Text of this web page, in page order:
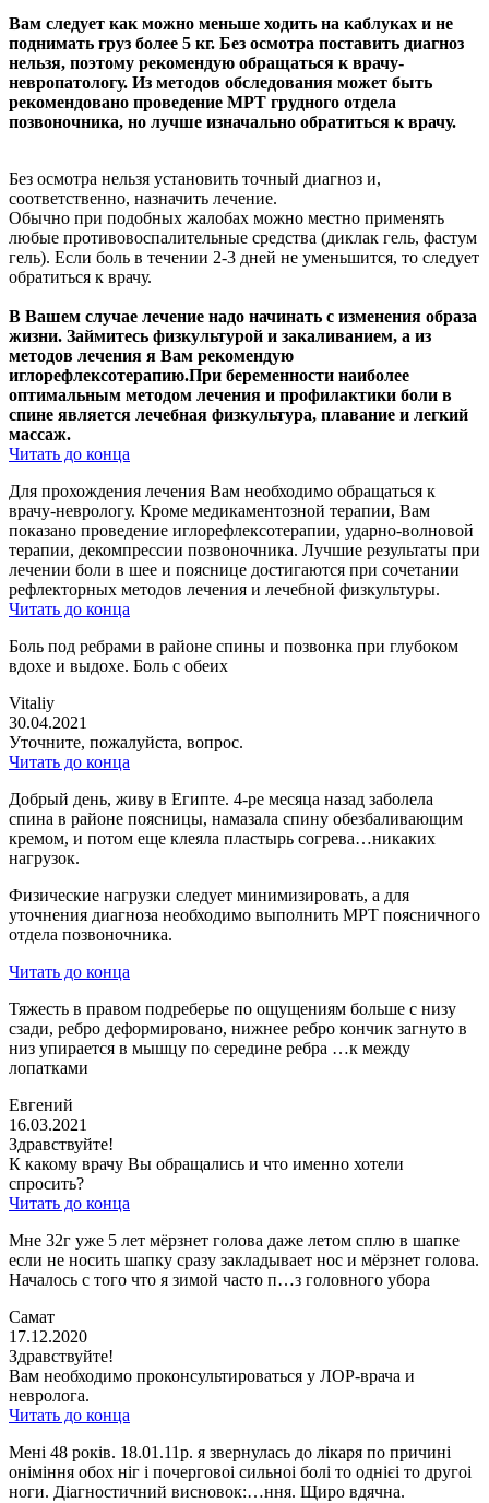
Вам следует как можно меньше ходить на каблуках и не
поднимать груз более 5 кг. Без осмотра поставить диагноз
нельзя, поэтому рекомендую обращаться к врачу-
невропатологу. Из методов обследования может быть
рекомендовано проведение МРТ грудного отдела
позвоночника, но лучше изначально обратиться к врачу.
Без осмотра нельзя установить точный диагноз и,
соответственно, назначить лечение.
Обычно при подобных жалобах можно местно применять
любые противовоспалительные средства (диклак гель, фастум
гель). Если боль в течении 2-3 дней не уменьшится, то следует
обратиться к врачу.
В Вашем случае лечение надо начинать с изменения образа
жизни. Займитесь физкультурой и закаливанием, а из
методов лечения я Вам рекомендую
иглорефлексотерапию.При беременности наиболее
оптимальным методом лечения и профилактики боли в
спине является лечебная физкультура, плавание и легкий
массаж.
Читать до конца
Для прохождения лечения Вам необходимо обращаться к
врачу-неврологу. Кроме медикаментозной терапии, Вам
показано проведение иглорефлексотерапии, ударно-волновой
терапии, декомпрессии позвоночника. Лучшие результаты при
лечении боли в шее и пояснице достигаются при сочетании
рефлекторных методов лечения и лечебной физкультуры.
Читать до конца
Боль под ребрами в районе спины и позвонка при глубоком
вдохе и выдохе. Боль с обеих
Vitaliy
30.04.2021
Уточните, пожалуйста, вопрос.
Читать до конца
Добрый день, живу в Египте. 4-ре месяца назад заболела
спина в районе поясницы, намазала спину обезбаливающим
кремом, и потом еще клеяла пластырь согрева…никаких
нагрузок.
Физические нагрузки следует минимизировать, а для
уточнения диагноза необходимо выполнить МРТ поясничного
отдела позвоночника.
Читать до конца
Тяжесть в правом подреберье по ощущениям больше с низу
сзади, ребро деформировано, нижнее ребро кончик загнуто в
низ упирается в мышцу по середине ребра …к между
лопатками
Евгений
16.03.2021
Здравствуйте!
К какому врачу Вы обращались и что именно хотели
спросить?
Читать до конца
Мне 32г уже 5 лет мёрзнет голова даже летом сплю в шапке
если не носить шапку сразу закладывает нос и мёрзнет голова.
Началось с того что я зимой часто п…з головного убора
Самат
17.12.2020
Здравствуйте!
Вам необходимо проконсультироваться у ЛОР-врача и
невролога.
Читать до конца
Мені 48 років. 18.01.11р. я звернулась до лікаря по причині
оніміння обох ніг і почерговоі сильноі болі то однієі то другоі
ноги. Діагностичний висновок:…ння. Щиро вдячна.